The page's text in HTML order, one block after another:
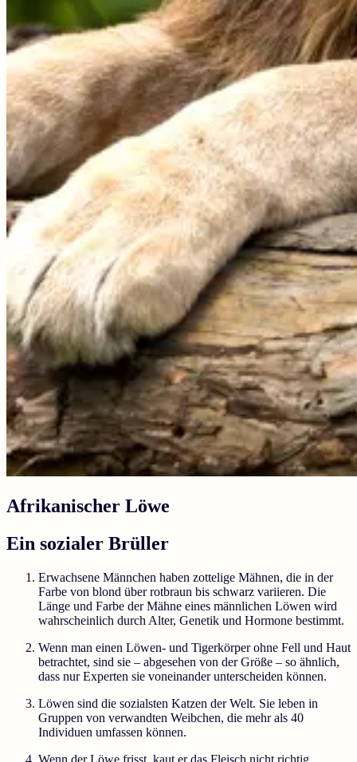
Afrikanischer Löwe
Ein sozialer Brüller
Erwachsene Männchen haben zottelige Mähnen, die in der
Farbe von blond über rotbraun bis schwarz variieren. Die
Länge und Farbe der Mähne eines männlichen Löwen wird
wahrscheinlich durch Alter, Genetik und Hormone bestimmt.
Wenn man einen Löwen- und Tigerkörper ohne Fell und Haut
betrachtet, sind sie – abgesehen von der Größe – so ähnlich,
dass nur Experten sie voneinander unterscheiden können.
Löwen sind die sozialsten Katzen der Welt. Sie leben in
Gruppen von verwandten Weibchen, die mehr als 40
Individuen umfassen können.
Wenn der Löwe frisst, kaut er das Fleisch nicht richtig,